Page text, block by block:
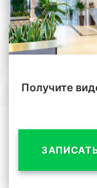
Получите